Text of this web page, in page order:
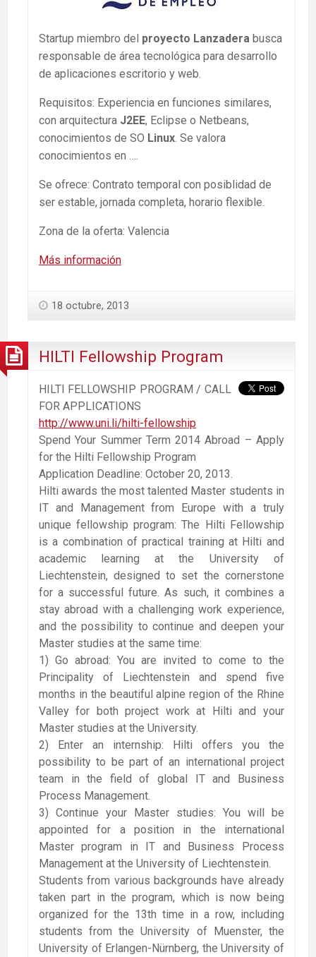
Startup miembro del proyecto Lanzadera busca
responsable de área tecnológica para desarrollo
de aplicaciones escritorio y web.
Requisitos: Experiencia en funciones similares,
con arquitectura J2EE, Eclipse o Netbeans,
conocimientos de SO Linux . Se valora
conocimientos en ….
Se ofrece: Contrato temporal con posiblidad de
ser estable, jornada completa, horario flexible.
Zona de la oferta: Valencia
Más información
18 octubre, 2013
HILTI Fellowship Program
HILTI FELLOWSHIP PROGRAM / CALL
FOR APPLICATIONS
http://www.uni.li/hilti-fellowship
Spend Your Summer Term 2014 Abroad – Apply
for the Hilti Fellowship Program
Application Deadline: October 20, 2013.
Hilti awards the most talented Master students in
IT and Management from Europe with a truly
unique fellowship program: The Hilti Fellowship
is a combination of practical training at Hilti and
academic learning at the University of
Liechtenstein, designed to set the cornerstone
for a successful future. As such, it combines a
stay abroad with a challenging work experience,
and the possibility to continue and deepen your
Master studies at the same time:
1) Go abroad: You are invited to come to the
Principality of Liechtenstein and spend five
months in the beautiful alpine region of the Rhine
Valley for both project work at Hilti and your
Master studies at the University.
2) Enter an internship: Hilti offers you the
possibility to be part of an international project
team in the field of global IT and Business
Process Management.
3) Continue your Master studies: You will be
appointed for a position in the international
Master program in IT and Business Process
Management at the University of Liechtenstein.
Students from various backgrounds have already
taken part in the program, which is now being
organized for the 13th time in a row, including
students from the University of Muenster, the
University of Erlangen-Nürnberg, the University of